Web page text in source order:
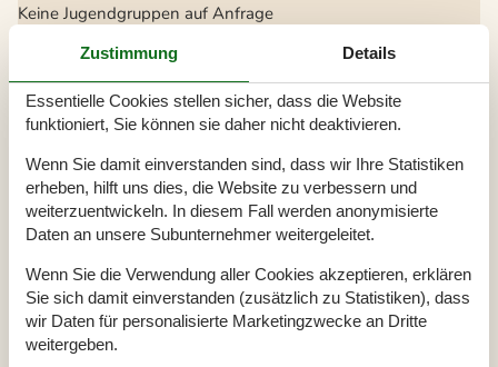
Keine Jugendgruppen auf Anfrage
Rauchen ist verboten
Außendusche
Geschäft 1,5 km
Golfplatz 12 km
Größe des Grundstücks 1283 m²
Meer 200 m
Naturstandort
Parkplatz beim Haus
Anzahl Erwachsene inkl. 4-11 Jahre 6
Baujahr 1999
Bebaute Fläche 105 m²
Ferienhaus
Fußbodenheizung in allen Fliesenböden
Zustimmung Details
Essentielle Cookies stellen sicher, dass die Website
funktioniert, Sie können sie daher nicht deaktivieren.
Wenn Sie damit einverstanden sind, dass wir Ihre Statistiken
erheben, hilft uns dies, die Website zu verbessern und
weiterzuentwickeln. In diesem Fall werden anonymisierte
Daten an unsere Subunternehmer weitergeleitet.
Wenn Sie die Verwendung aller Cookies akzeptieren, erklären
Sie sich damit einverstanden (zusätzlich zu Statistiken), dass
wir Daten für personalisierte Marketingzwecke an Dritte
weitergeben.